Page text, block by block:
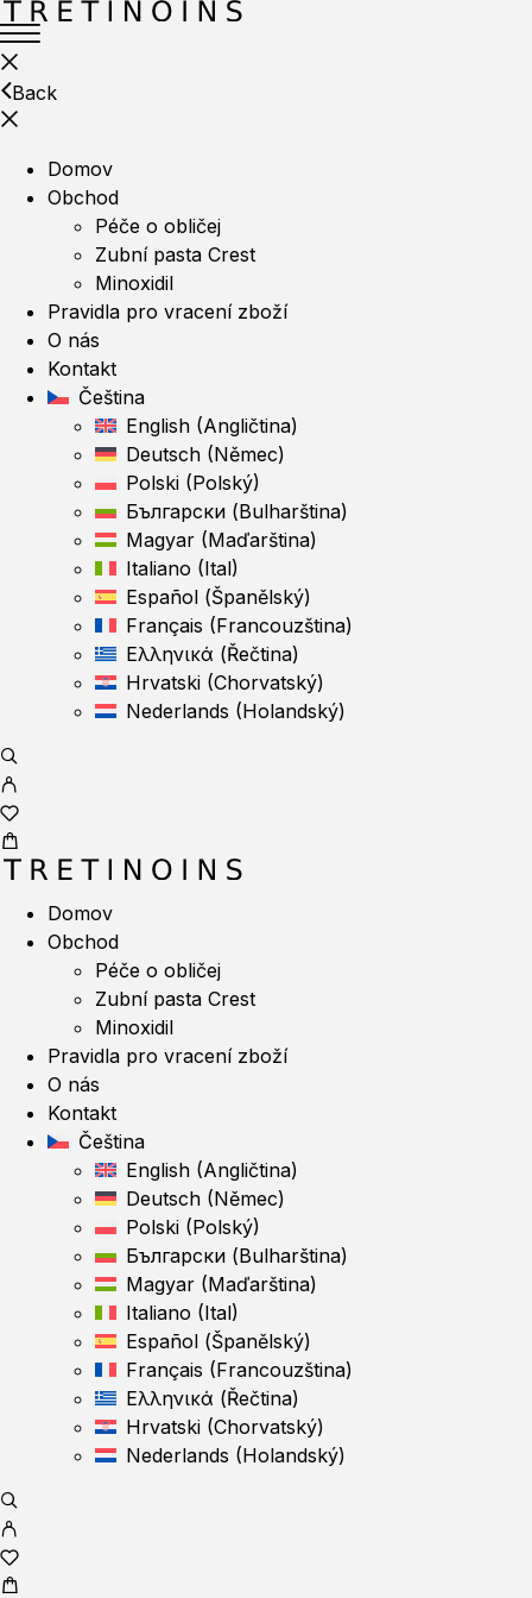
Back
Domov
Obchod
Péče o obličej
Zubní pasta Crest
Minoxidil
Pravidla pro vracení zboží
O nás
Kontakt
Čeština
English (Angličtina)
Deutsch (Němec)
Polski (Polský)
Български (Bulharština)
Magyar (Maďarština)
Italiano (Ital)
Español (Španělský)
Français (Francouzština)
Ελληνικά (Řečtina)
Hrvatski (Chorvatský)
Nederlands (Holandský)
Domov
Obchod
Péče o obličej
Zubní pasta Crest
Minoxidil
Pravidla pro vracení zboží
O nás
Kontakt
Čeština
English (Angličtina)
Deutsch (Němec)
Polski (Polský)
Български (Bulharština)
Magyar (Maďarština)
Italiano (Ital)
Español (Španělský)
Français (Francouzština)
Ελληνικά (Řečtina)
Hrvatski (Chorvatský)
Nederlands (Holandský)